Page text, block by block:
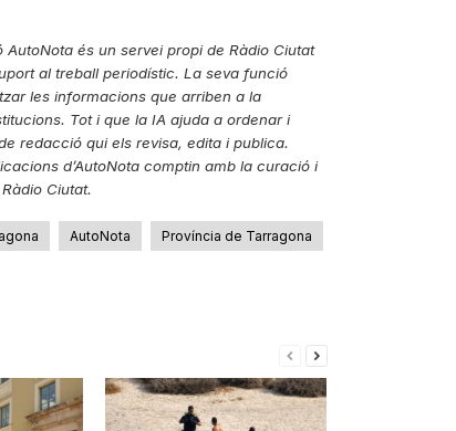
és un servei propi de Ràdio Ciutat
al treball periodístic. La seva funció
les informacions que arriben a la
Tot i que la IA ajuda a ordenar i
redacció qui els revisa, edita i publica.
d’AutoNota comptin amb la curació i
Ciutat.
AutoNota Província de Tarragona